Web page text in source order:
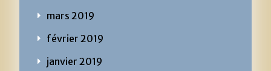
mars 2019
février 2019
janvier 2019